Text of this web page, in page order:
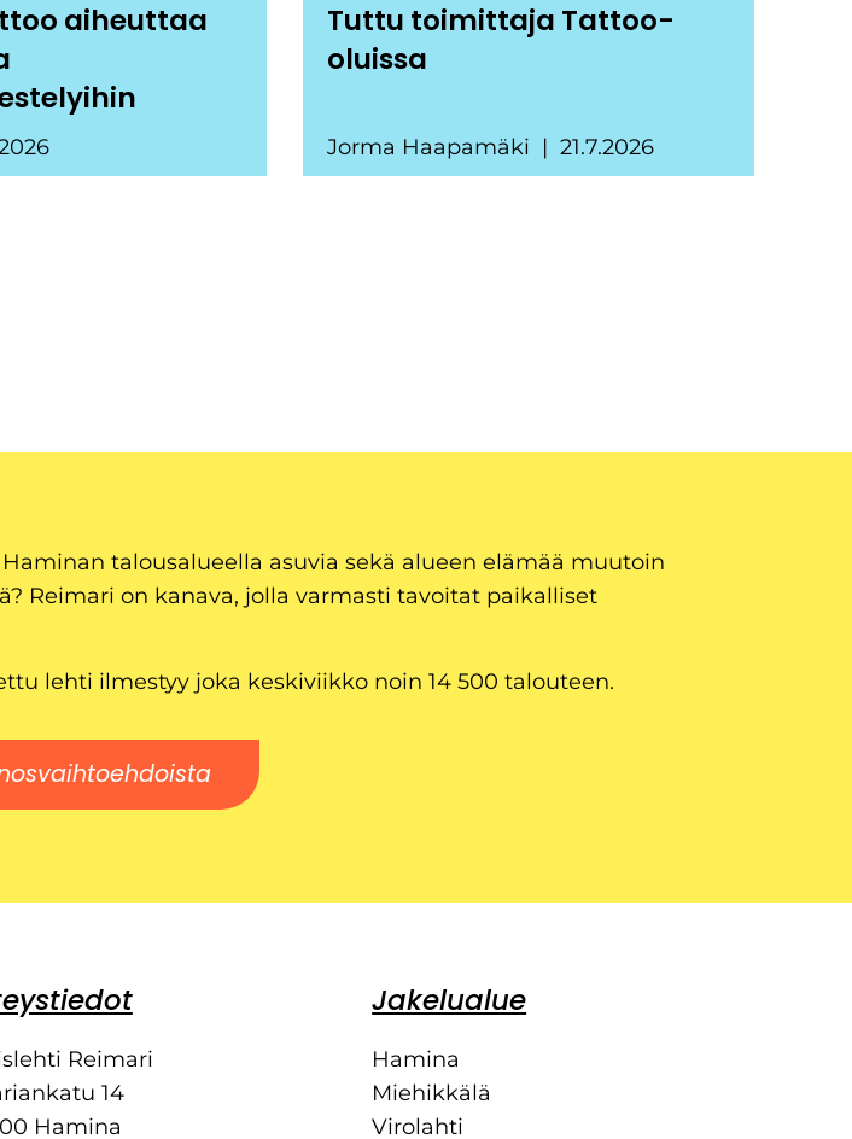
aiheuttaa
Tuttu toimittaja Tattoo-
oluissa
Jorma Haapamäki 21.7.2026
talousalueella asuvia sekä alueen elämää muutoin
Reimari on kanava, jolla varmasti tavoitat paikalliset
lehti ilmestyy joka keskiviikko noin 14 500 talouteen.
Reimari
14
Hamina
Jakelualue
Hamina
Miehikkälä
Virolahti